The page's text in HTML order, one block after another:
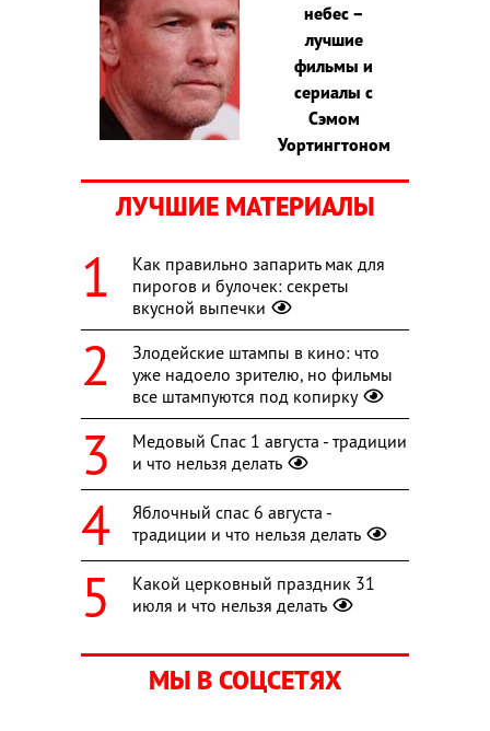
небес –
лучшие
фильмы и
сериалы с
Сэмом
Уортингтоном
ЛУЧШИЕ МАТЕРИАЛЫ
Как правильно запарить мак для
пирогов и булочек: секреты
вкусной выпечки
Злодейские штампы в кино: что
уже надоело зрителю, но фильмы
все штампуются под копирку
Медовый Спас 1 августа - традиции
и что нельзя делать
Яблочный спас 6 августа -
традиции и что нельзя делать
Какой церковный праздник 31
июля и что нельзя делать
МЫ В СОЦСЕТЯХ